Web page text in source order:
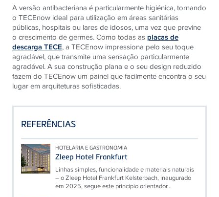
A versão antibacteriana é particularmente higiénica, tornando
o TECEnow ideal para utilização em áreas sanitárias
públicas, hospitais ou lares de idosos, uma vez que previne
o crescimento de germes. Como todas as placas de
descarga TECE, a TECEnow impressiona pelo seu toque
agradável, que transmite uma sensação particularmente
agradável. A sua construção plana e o seu design reduzido
fazem do TECEnow um painel que facilmente encontra o seu
lugar em arquiteturas sofisticadas.
REFERÊNCIAS
HOTELARIA E GASTRONOMIA
Zleep Hotel Frankfurt
Linhas simples, funcionalidade e materiais naturais
– o Zleep Hotel Frankfurt Kelsterbach, inaugurado
em 2025, segue este princípio orientador...